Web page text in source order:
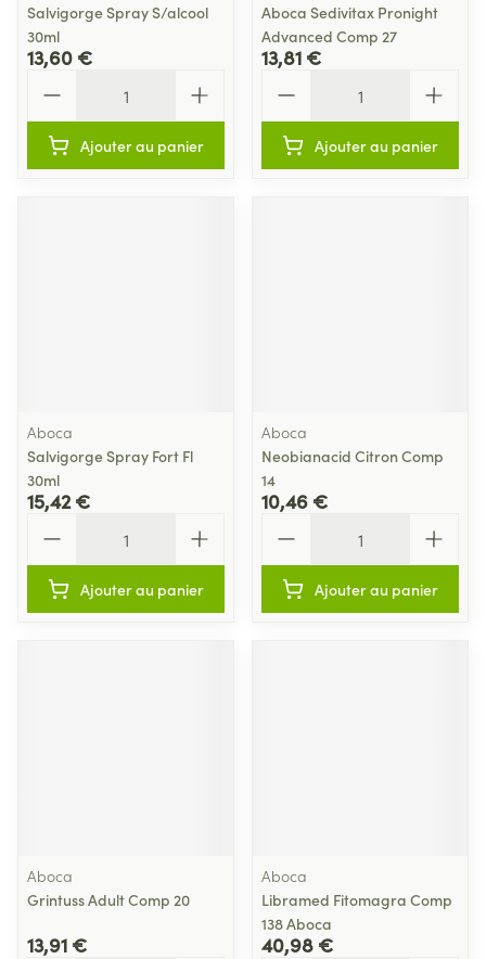
Salvigorge Spray S/alcool
30ml
13,60 €
Ajouter au panier
Aboca Sedivitax Pronight
Advanced Comp 27
13,81 €
Ajouter au panier
Aboca
Salvigorge Spray Fort Fl
30ml
15,42 €
Ajouter au panier
Aboca
Neobianacid Citron Comp
14
10,46 €
Ajouter au panier
Aboca
Grintuss Adult Comp 20
13,91 €
Aboca
Libramed Fitomagra Comp
138 Aboca
40,98 €